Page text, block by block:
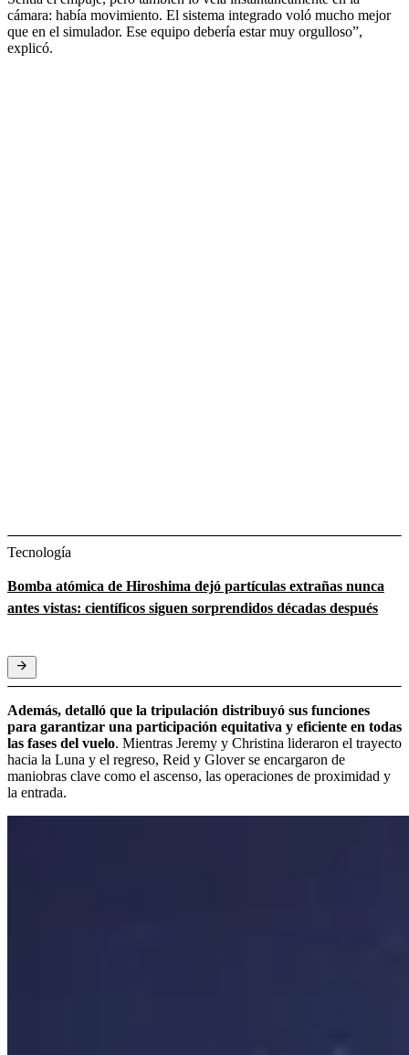
cámara: había movimiento. El sistema integrado voló mucho mejor
que en el simulador. Ese equipo debería estar muy orgulloso”,
explicó.
Tecnología
Bomba atómica de Hiroshima dejó partículas extrañas nunca
antes vistas: científicos siguen sorprendidos décadas después
Además, detalló que la tripulación distribuyó sus funciones
para garantizar una participación equitativa y eficiente en todas
las fases del vuelo. Mientras Jeremy y Christina lideraron el trayecto
hacia la Luna y el regreso, Reid y Glover se encargaron de
maniobras clave como el ascenso, las operaciones de proximidad y
la entrada.